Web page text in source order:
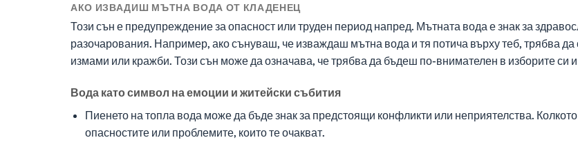
АКО ИЗВАДИШ МЪТНА ВОДА ОТ КЛАДЕНЕЦ
Този сън е предупреждение за опасност или труден период напред. Мътната вода е знак за
разочарования. Например, ако сънуваш, че изваждаш мътна вода и тя потича върху теб, трябва
измами или кражби. Този сън може да означава, че трябва да бъдеш по-внимателен в изборите си
Вода като символ на емоции и житейски събития
Пиенето на топла вода може да бъде знак за предстоящи конфликти или неприятелства.
опасностите или проблемите, които те очакват.